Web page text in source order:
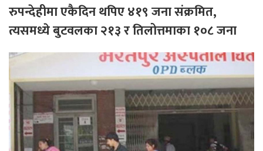
रुपन्देहीमा एकैदिन थपिए ४१९ जना संक्रमित,
त्यसमध्ये बुटवलका २१३ र तिलोत्तमाका १०८ जना